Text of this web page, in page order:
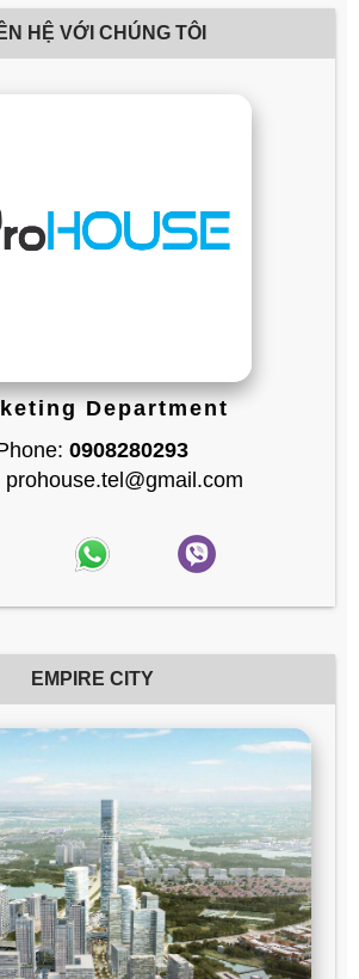
HỆ VỚI CHÚNG TÔI
Department
0908280293
prohouse.tel@gmail.com
EMPIRE CITY